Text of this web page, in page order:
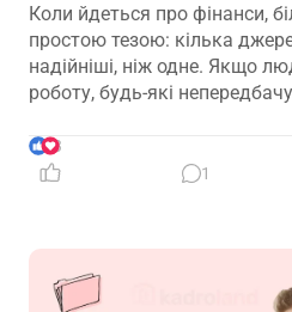
Коли йдеться про фінанси,
простою тезою: кілька
надійніші, ніж одне. Якщо
роботу, будь-які
окремій галузі – можуть
доходу. Саме тому
застосовують до пенсійного
3
1